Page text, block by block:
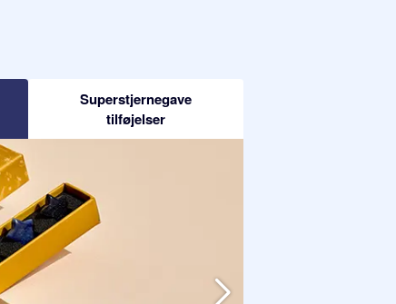
Superstjernegave
tilføjelser